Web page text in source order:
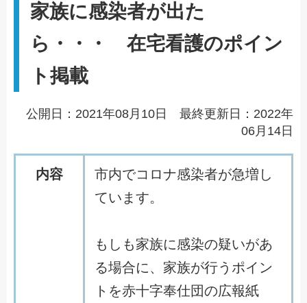
家族に感染者が出た
ら・・・ 在宅看護のポイン
ト掲載
公開日：2021年08月10日 最終更新日：2022年
06月14日
内容 市内でコ ロナ感染者が急増 し
てい ま す。
も し も家族に感染の疑いがあ
る場合に、 家族が行う ポイ ン
ト を赤十字奉仕団の広報紙